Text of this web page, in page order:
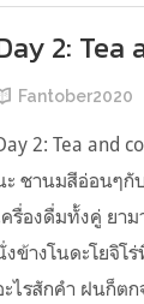
2: Tea
Fantober2020
2: Tea and
ะ ชานมสีอ่อนๆกั
ครื่องดื่มทั้งคู่ ยา
งข้างโนดะโยจิโ
ะไรสักคำ ฝนก็ต